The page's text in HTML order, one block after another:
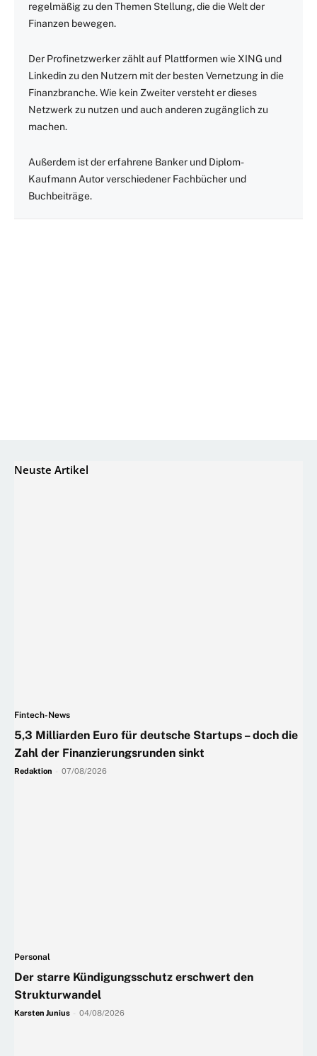
regelmäßig zu den Themen Stellung, die die Welt der
Finanzen bewegen.
Der Profinetzwerker zählt auf Plattformen wie XING und
Linkedin zu den Nutzern mit der besten Vernetzung in die
Finanzbranche. Wie kein Zweiter versteht er dieses
Netzwerk zu nutzen und auch anderen zugänglich zu
machen.
Außerdem ist der erfahrene Banker und Diplom-
Kaufmann Autor verschiedener Fachbücher und
Buchbeiträge.
Neuste Artikel
Fintech-News
5,3 Milliarden Euro für deutsche Startups – doch die
Zahl der Finanzierungsrunden sinkt
Redaktion 07/08/2026
Personal
Der starre Kündigungsschutz erschwert den
Strukturwandel
Karsten Junius 04/08/2026